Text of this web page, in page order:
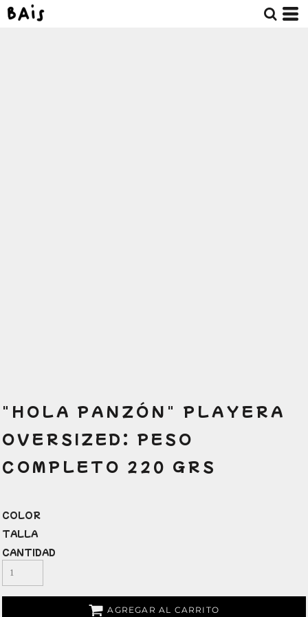
"HOLA PANZÓN" PLAYERA
OVERSIZED: PESO
COMPLETO 220 GRS
COLOR
TALLA
CANTIDAD
AGREGAR AL CARRITO